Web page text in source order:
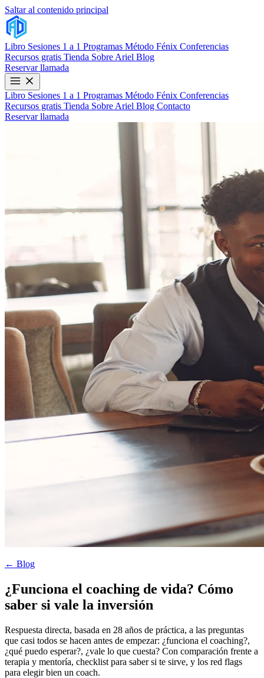
Saltar al contenido principal
Libro Sesiones 1 a 1 Programas Método Fénix Conferencias
Recursos gratis Tienda Sobre Ariel Blog
Reservar llamada
Libro Sesiones 1 a 1 Programas Método Fénix Conferencias
Recursos gratis Tienda Sobre Ariel Blog Contacto
Reservar llamada
← Blog
¿Funciona el coaching de vida? Cómo
saber si vale la inversión
Respuesta directa, basada en 28 años de práctica, a las preguntas
que casi todos se hacen antes de empezar: ¿funciona el coaching?,
¿qué puedo esperar?, ¿vale lo que cuesta? Con comparación frente a
terapia y mentoría, checklist para saber si te sirve, y los red flags
para elegir bien un coach.